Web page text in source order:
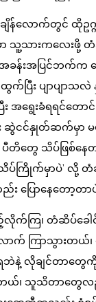
ျိန်လောက်တွင် ထိုဥ
ာ သူ့သားကလေးဖို့ တံဆိ
န်းအပြင်ဘက်က ပ
က်ပြီး ပျာပျာ
အရွေးခံရရင်တောင်
ဆွဲငင်နှုတ်ဆက်မှာ
ပီတိတွေ သိပ်ဖြစ်နေတ
သိပ်ကြိုက်မှာပဲ’ လို့
ပြောနေတော့တာ
က်ကြ၊ တံဆိပ်ခေါ
က် ကြာသွားတယ်၊
ဘဲနဲ့ လိုချင်တာတွေ
ပါတယ်၊ သူသိတာတွ